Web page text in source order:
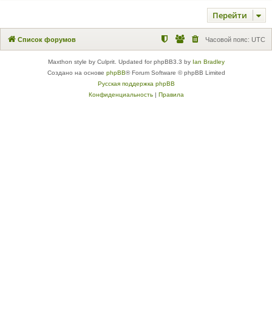
Перейти
Список форумов Часовой пояс: UTC
Maxthon style by Culprit. Updated for phpBB3.3 by Ian Bradley
Создано на основе phpBB® Forum Software © phpBB Limited
Русская поддержка phpBB
Конфиденциальность| Правила